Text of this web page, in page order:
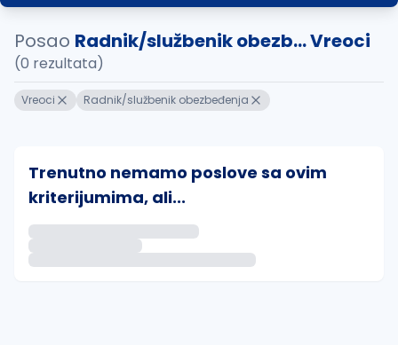
Posao Radnik/službenik obezb... Vreoci
(0 rezultata)
Vreoci Radnik/službenik obezbeđenja
Trenutno nemamo poslove sa ovim
kriterijumima, ali...